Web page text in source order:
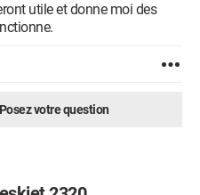
utile et donne moi des
Posez votre question